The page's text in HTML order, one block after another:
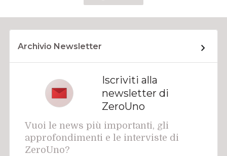
Archivio Newsletter
Iscriviti alla
newsletter di
ZeroUno
Vuoi le news più importanti, gli
approfondimenti e le interviste di
ZeroUno?